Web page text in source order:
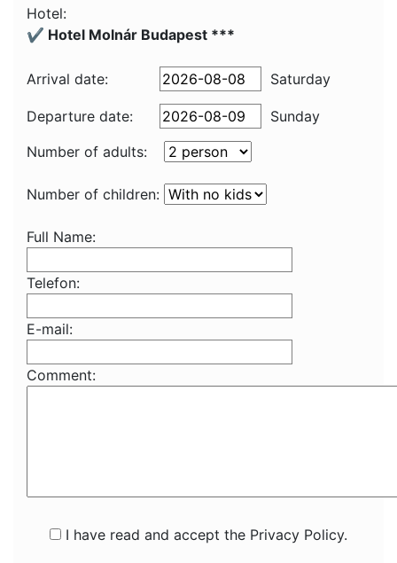
Hotel:
✔️ Hotel Molnár Budapest ***
Arrival date: Saturday
Departure date:
Sunday
Number of adults:
Number of children:
Full Name:
Telefon:
E-mail:
Comment:
I have read and accept the Privacy Policy.